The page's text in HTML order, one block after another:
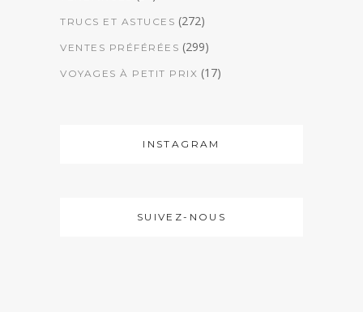
TRUCS ET ASTUCES (272)
VENTES PRÉFÉRÉES (299)
VOYAGES À PETIT PRIX (17)
INSTAGRAM
SUIVEZ-NOUS